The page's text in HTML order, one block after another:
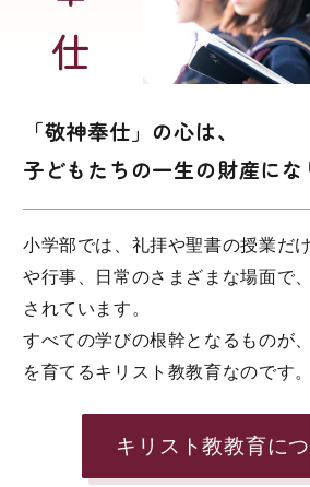
「敬神奉仕」の心は、
子どもたちの一生の財産にな
⼩学部では、礼拝や聖書の授業だ
や⾏事、⽇常のさまざまな場⾯で
されています。
すべての学びの根幹となるものが
を育てるキリスト教教育なのです。
キリスト教教育に